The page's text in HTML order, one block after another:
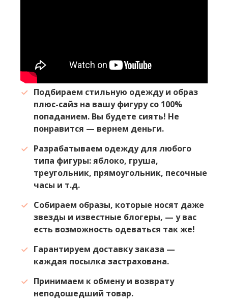
Подбираем стильную одежду и образ
плюс-сайз на вашу фигуру со 100%
попаданием. Вы будете сиять! Не
понравится — вернем деньги.
Разрабатываем одежду для любого
типа фигуры: яблоко, груша,
треугольник, прямоугольник, песочные
часы и т.д.
Собираем образы, которые носят даже
звезды и известные блогеры, — у вас
есть возможность одеваться так же!
Гарантируем доставку заказа —
каждая посылка застрахована.
Принимаем к обмену и возврату
неподошедший товар.